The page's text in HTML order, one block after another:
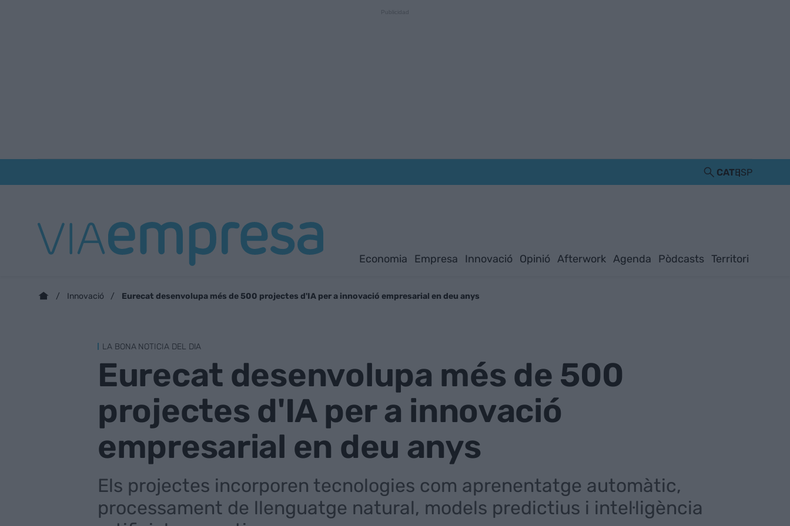
CATESP
Economia Empresa Innovació Opinió Afterwork Agenda Pòdcasts Territori
Innovació Eurecat desenvolupa més de 500 projectes d'IA per a innovació empresarial en deu anys
LA BONA NOTICIA DEL DIA
Eurecat desenvolupa més de 500
projectes d'IA per a innovació
empresarial en deu anys
Els projectes incorporen tecnologies com aprenentatge automàtic,
processament de llenguatge natural, models predictius i intel·ligència